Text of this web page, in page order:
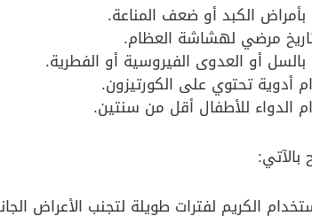
بأمراض الكبد أو ضعف المناعة.
مرضي لهشاشة العظام.
بالسل أو العدوى الفيروسية أو الفطرية.
أدوية تحتوي على الكورتيزون.
الدواء للأطفال أقل من سنتين.
الكريم لفترات طويلة لتجنب الأعراض